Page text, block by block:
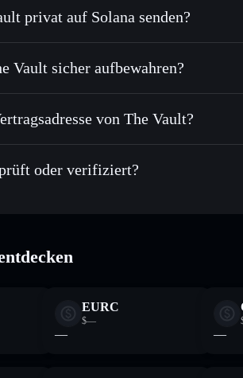
handle VSOL gegen SOL, USDC oder
nutzen – Schritt für Schritt per
VSOL, ohne Wallets öffentlich zu
privat auf Solana senden?
Privacy Aggregator
Vault sicher aufbewahren?
Vault nicht
Privacy Aggregator
von The Vault?
The Vault
oder verifiziert?
EURC
$—
— —